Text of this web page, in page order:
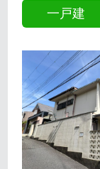
一戸建